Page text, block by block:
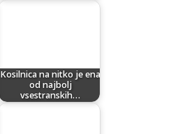
Kosilnica na nitko je ena
od najbolj
vsestranskih…